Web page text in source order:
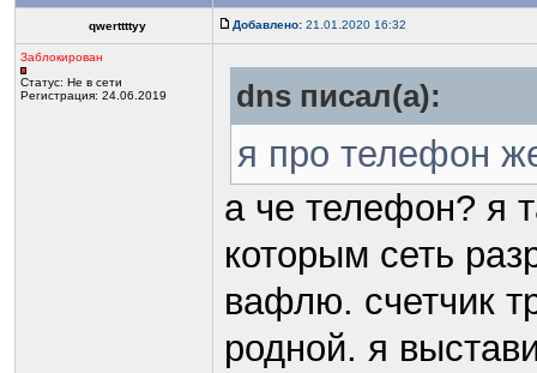
qwerttttyy Добавлено: 21.01.2020 16:32
Заблокирован
Статус: Не в сети
Регистрация: 24.06.2019
dns писал(а):
я про телефон
а че телефон? я
которым сеть
вафлю. счетчик
родной. я